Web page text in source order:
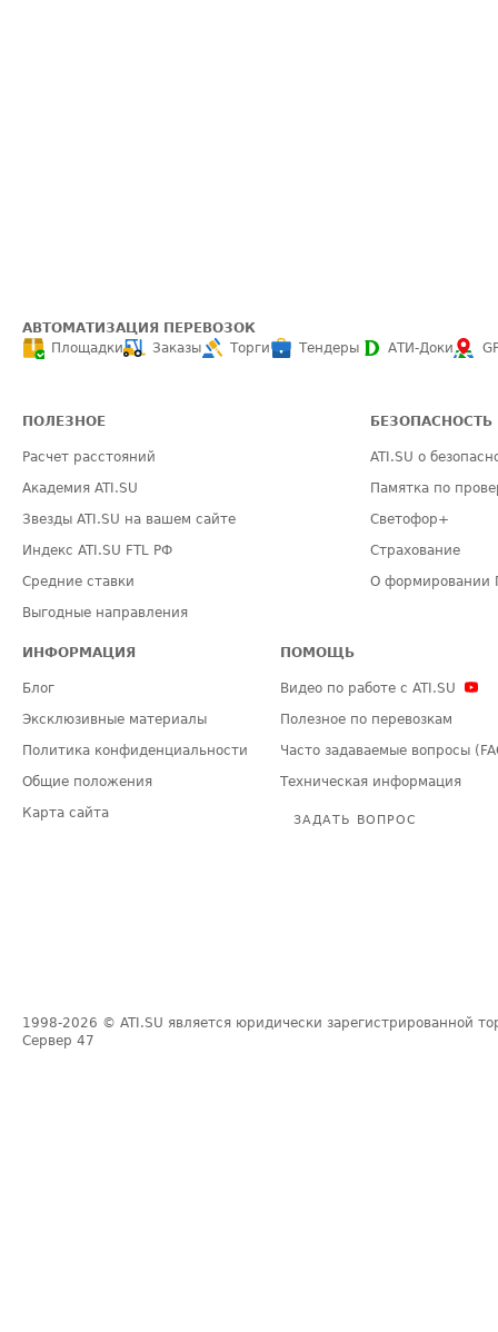
АВТОМАТИЗАЦИЯ ПЕРЕВОЗОК
Площадки
Заказы Торги Тендеры АТИ-Доки
ПОЛЕЗНОЕ
Расчет расстояний
Академия ATI.SU
Звезды ATI.SU на вашем сайте
Индекс ATI.SU FTL РФ
Средние ставки
Выгодные направления
БЕЗОПАСНОСТЬ
ATI.SU о
Памятка по
Светофор+
Страхование
О формировании
ИНФОРМАЦИЯ
Блог
Эксклюзивные материалы
Политика конфиденциальности
Общие положения
Карта сайта
ПОМОЩЬ
Видео по работе с ATI.SU
Полезное по перевозкам
Часто задаваемые вопросы
Техническая информация
ЗАДАТЬ ВОПРОС
1998-2026 © ATI.SU является юридически зарегистрированной
Сервер 47